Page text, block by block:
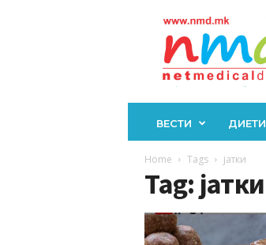
ВЕСТИ ДИЕТИ
Home Tags јатки
Tag: јатки